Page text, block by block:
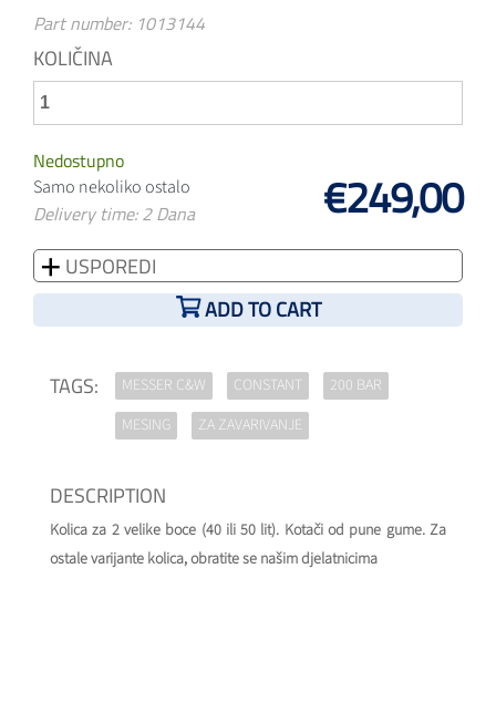
Part number: 1013144
KOLIČINA
Nedostupno
Samo nekoliko ostalo
Delivery time: 2 Dana €249,00
USPOREDI
ADD TO CART
TAGS: MESSER C&W CONSTANT
200 BAR
MESING
ZA ZAVARIVANJE
DESCRIPTION
Kolica za 2 velike boce (40 ili 50 lit). Kotači od pune gume. Za
ostale varijante kolica, obratite se našim djelatnicima